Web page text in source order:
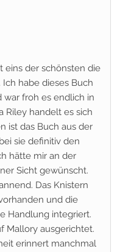
eins der schönsten die
habe dieses Buch
froh es endlich in
Riley handelt es sich
ist das Buch aus der
sie definitiv den
hätte mir an der
Sicht gewünscht.
Das Knistern
und die
Handlung integriert.
Mallory ausgerichtet.
erinnert manchmal